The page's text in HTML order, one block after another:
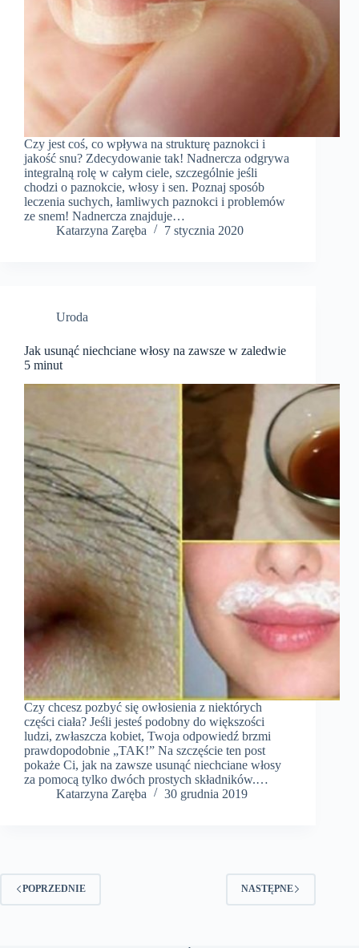
Czy jest coś, co wpływa na strukturę paznokci i
jakość snu? Zdecydowanie tak! Nadnercza odgrywa
integralną rolę w całym ciele, szczególnie jeśli
chodzi o paznokcie, włosy i sen. Poznaj sposób
leczenia suchych, łamliwych paznokci i problemów
ze snem! Nadnercza znajduje…
Katarzyna Zaręba
7 stycznia 2020
Uroda
Jak usunąć niechciane włosy na zawsze w zaledwie
5 minut
Czy chcesz pozbyć się owłosienia z niektórych
części ciała? Jeśli jesteś podobny do większości
ludzi, zwłaszcza kobiet, Twoja odpowiedź brzmi
prawdopodobnie „TAK!” Na szczęście ten post
pokaże Ci, jak na zawsze usunąć niechciane włosy
za pomocą tylko dwóch prostych składników.…
Katarzyna Zaręba
30 grudnia 2019
POPRZEDNIE NASTĘPNE